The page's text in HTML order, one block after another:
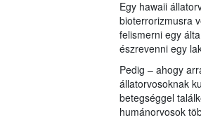
Egy hawaii
bioterrorizmusra
felismerni egy
észrevenni egy
Pedig – ahogy
állatorvosoknak
betegséggel
humánorvosok